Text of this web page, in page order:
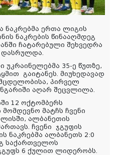
ნაკრებმა ერთა ლიგის
ნაკრების წინააღმდეგ
ჩატარებული შეხვედრა
დასრულდა.
35-ე წუთზე,
გაიტანეს. მიუხედავად
პირველ
აღარ შეცვლილა.
12 ოქტომბერს
მატჩს ჩვენი
ალბანეთის
ჩვენი ჯგუფის
ნაკრებმა ალბანეთს 2:0
საქართველოს
6 ქულით ლიდერობს.